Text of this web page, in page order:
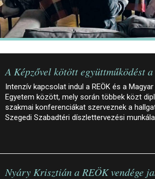
A Képzővel kötött együttműködést
Intenzív kapcsolat indul a REÖK és a
Egyetem között, mely során többek közt
szakmai konferenciákat szerveznek a
Szegedi Szabadtéri díszlettervezési
Nyáry Krisztián a REÖK vendége